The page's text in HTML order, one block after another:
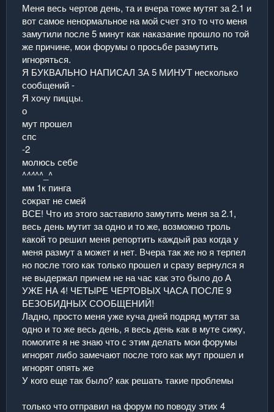
Меня весь чертов день, та и вчера тоже мутят за 2.1 и
вот самое ненормальное на мой счет это то что меня
замутили после 5 минут как наказание прошло по той
же причине, мои форумы о просьбе размутить
игноряться.
Я БУКВАЛЬНО НАПИСАЛ ЗА 5 МИНУТ несколько
сообщений -
Я хочу пиццы.
о
мут прошел
спс
-2
молюсь себе
^^^^^_^
мм 1к пинга
сократ не смей
ВСЕ! Что из этого заставило замутить меня за 2.1,
весь день мутит за одно и то же, возможно троль
какой то решил меня репортить каждый раз когда у
меня размут а может и нет. Вчера так же но я терпел
но после того как только прошел и сразу вернулся я
не выдержал причем не на час как это было до А
УЖЕ НА 4! ЧЕТЫРЕ ЧЕРТОВЫХ ЧАСА ПОСЛЕ 9
БЕЗОБИДНЫХ СООБЩЕНИЙ!
Ладно, просто меня уже куча дней подряд мутят за
одно и то же весь день, я весь день как в муте сижу,
помогите я не знаю что с этим делать мои форумы
игнорят либо замечают после того как мут прошел и
игнорят опять же
У кого еще так было? как решать такие проблемы
только что отправил на форум по поводу этих 4